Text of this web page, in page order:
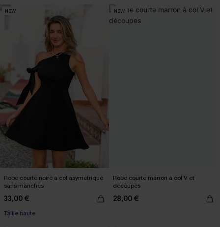
NEW
Robe courte noire à col asymétrique
sans manches
33,00 €
Taille haute
NEW
Robe courte marron à col V et
découpes
28,00 €